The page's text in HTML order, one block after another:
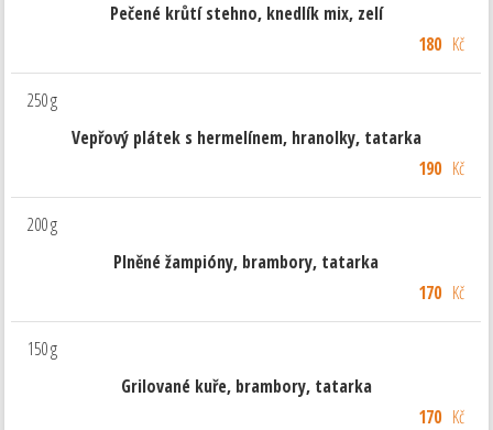
Pečené krůtí stehno, knedlík mix, zelí
180Kč
250 g
Vepřový plátek s hermelínem, hranolky, tatarka
190Kč
200 g
Plněné žampióny, brambory, tatarka
170Kč
150 g
Grilované kuře, brambory, tatarka
170Kč